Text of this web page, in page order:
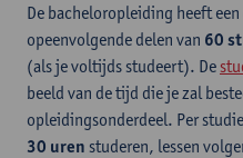
De bacheloropleiding heeft een
opeenvolgende delen van 60
(als je voltijds studeert). De
beeld van de tijd die je zal
opleidingsonderdeel. Per
30 uren studeren, lessen